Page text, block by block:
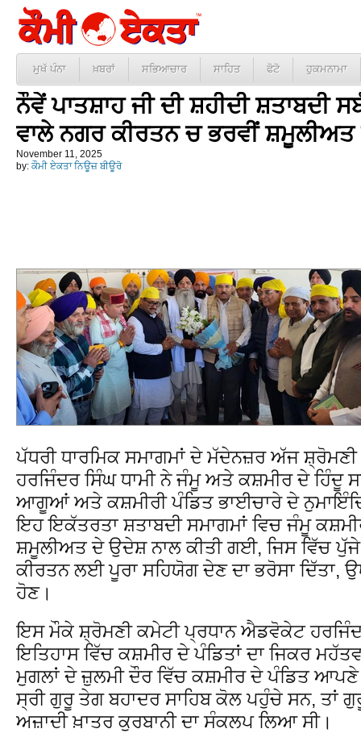
ਮੁਖੱ ਪੰਨਾ ਖ਼ਬਰਾਂ ਸਭਿਆਚਾਰ ਸਾਹਿਤ ਫੋਟੋ ਹੁਕਮਨਾਮਾ
ਨੌਵੇਂ ਪਾਤਸ਼ਾਹ ਜੀ ਦੀ ਸ਼ਹੀਦੀ ਸ਼ਤਾਬਦੀ
ਵਾਲੇ ਨਗਰ ਕੀਰਤਨ ਚ ਭਰਵੀਂ ਸ਼ਮੂਲੀਅਤ
November 11, 2025
by: ਕੌਮੀ ਏਕਤਾ ਨਿਊਜ਼ ਬੀਊਰੋ
ਪੱਧਰੀ ਧਾਰਮਿਕ ਸਮਾਗਮਾਂ ਦੇ ਮੱਦੇਨਜ਼ਰ ਅੱਜ
ਹਰਜਿੰਦਰ ਸਿੰਘ ਧਾਮੀ ਨੇ ਜੰਮੂ ਅਤੇ ਕਸ਼ਮੀਰ ਦੇ ਹਿੰਦੂ
ਆਗੂਆਂ ਅਤੇ ਕਸ਼ਮੀਰੀ ਪੰਡਿਤ ਭਾਈਚਾਰੇ ਦੇ
ਇਹ ਇਕੱਤਰਤਾ ਸ਼ਤਾਬਦੀ ਸਮਾਗਮਾਂ ਵਿਚ ਜੰਮੂ
ਸ਼ਮੂਲੀਅਤ ਦੇ ਉਦੇਸ਼ ਨਾਲ ਕੀਤੀ ਗਈ, ਜਿਸ ਵਿੱਚ
ਕੀਰਤਨ ਲਈ ਪੂਰਾ ਸਹਿਯੋਗ ਦੇਣ ਦਾ ਭਰੋਸਾ ਦਿੱਤਾ,
ਹੋਣ।
ਇਸ ਮੌਕੇ ਸ਼੍ਰੋਮਣੀ ਕਮੇਟੀ ਪ੍ਰਧਾਨ ਐਡਵੋਕੇਟ
ਇਤਿਹਾਸ ਵਿੱਚ ਕਸ਼ਮੀਰ ਦੇ ਪੰਡਿਤਾਂ ਦਾ ਜਿਕਰ
ਮੁਗਲਾਂ ਦੇ ਜ਼ੁਲਮੀ ਦੌਰ ਵਿੱਚ ਕਸ਼ਮੀਰ ਦੇ ਪੰਡਿਤ
ਸ੍ਰੀ ਗੁਰੂ ਤੇਗ ਬਹਾਦਰ ਸਾਹਿਬ ਕੋਲ ਪਹੁੰਚੇ ਸਨ, ਤਾਂ
ਅਜ਼ਾਦੀ ਖ਼ਾਤਰ ਕੁਰਬਾਨੀ ਦਾ ਸੰਕਲਪ ਲਿਆ ਸੀ।